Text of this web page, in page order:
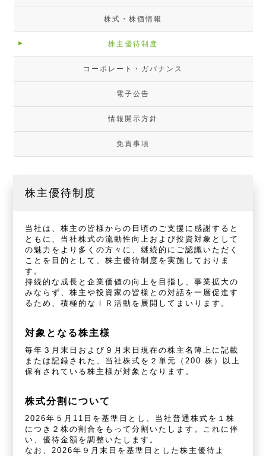
株式・株価情報
株主優待制度
コーポレート・ガバナンス
電子公告
情報開示方針
免責事項
株主優待制度
当社は、株主の皆様からの日頃のご支援に感謝すると
ともに、当社株式の流動性向上および投資対象として
の魅力をより多くの方々に、継続的にご認識いただく
ことを目的として、株主優待制度を実施しておりま
す。
持続的な成長と企業価値の向上を目指し、事業拡大の
みならず、株主や投資家の皆様との対話を一層促進す
るため、積極的なＩＲ活動を展開してまいります。
対象となる株主様
毎年３月末日および９月末日現在の株主名簿上に記載
または記録された、当社株式を２単元（200 株）以上
保有されている株主様が対象となります。
株式分割について
2026年５月11日を基準日とし、当社普通株式を１株
につき２株の割合をもって分割いたします。これに伴
い、優待金額を調整いたします。
なお、2026年９月末日を基準日とした株主優待よ